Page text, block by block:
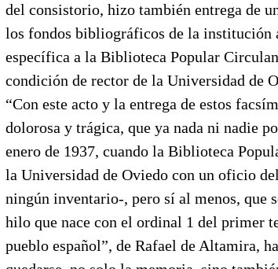
del consistorio, hizo también entrega de
los fondos bibliográficos de la institución
específica a la Biblioteca Popular
condición de rector de la Universidad de
“Con este acto y la entrega de estos
dolorosa y trágica, que ya nada ni nadie
enero de 1937, cuando la Biblioteca
la Universidad de Oviedo con un oficio
ningún inventario-, pero sí al menos, que
hilo que nace con el ordinal 1 del primer
pueblo español”, de Rafael de Altamira,